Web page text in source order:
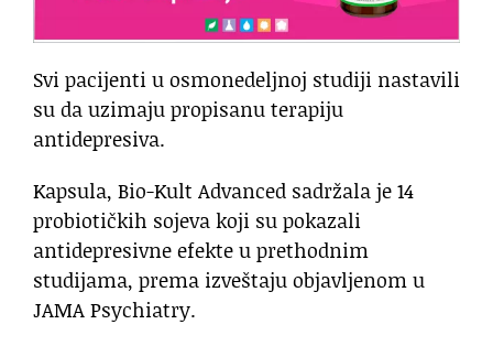
Svi pacijenti u osmonedeljnoj studiji nastavili
su da uzimaju propisanu terapiju
antidepresiva.
Kapsula, Bio-Kult Advanced sadržala je 14
probiotičkih sojeva koji su pokazali
antidepresivne efekte u prethodnim
studijama, prema izveštaju objavljenom u
JAMA Psychiatry.